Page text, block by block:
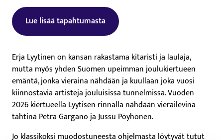
Lue lisää tapahtumastaTämä linkki aukeaa uuteen välilehteen
Erja Lyytinen on kansan rakastama kitaristi ja laulaja,
mutta myös yhden Suomen upeimman joulukiertueen
emäntä, jonka vieraina nähdään ja kuullaan joka vuosi
kiinnostavia artisteja jouluisissa tunnelmissa. Vuoden
2026 kiertueella Lyytisen rinnalla nähdään vierailevina
tähtinä Petra Gargano ja Jussu Pöyhönen.
Jo klassikoksi muodostuneesta ohjelmasta löytyvät tutut